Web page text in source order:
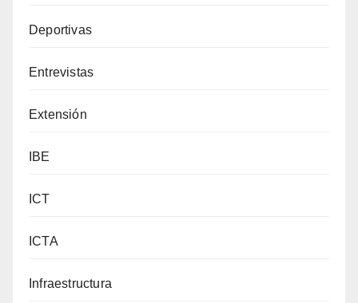
Deportivas
Entrevistas
Extensión
IBE
ICT
ICTA
Infraestructura